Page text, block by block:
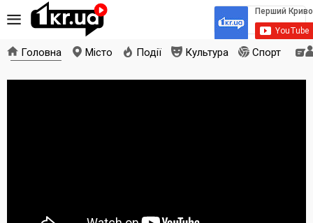
Головна Місто Події Культура Спорт